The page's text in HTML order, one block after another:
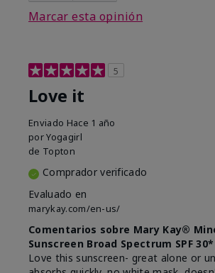
Marcar esta opinión
5
Love it
Enviado Hace 1 año
porYogagirl
de Topton
Comprador verificado
Evaluado en
marykay.com/en-us/
Comentarios sobre Mary Kay®
Sunscreen Broad Spectrum SPF 30*
Love this sunscreen- great alone or